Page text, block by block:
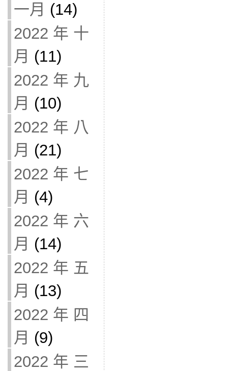
一月 (14)
2022 年 十
月 (11)
2022 年 九
月 (10)
2022 年 八
月 (21)
2022 年 七
月 (4)
2022 年 六
月 (14)
2022 年 五
月 (13)
2022 年 四
月 (9)
2022 年 三